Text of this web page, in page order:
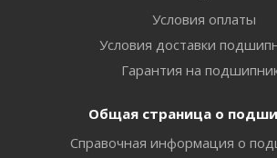
Условия оплаты
Условия доставки
Гарантия на
Общая страница о
Справочная информация о